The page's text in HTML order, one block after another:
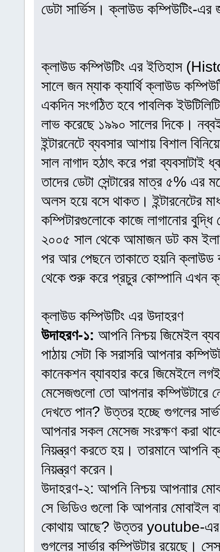
ডেটা সার্ভিস। ক্লাউড কম্পিউটিং-এর
ক্লাউড কম্পিউটিং এর ইতিহাস
সালে জন ম্যাক ক্যার্থি ক্লাউড
একদিন সংগঠিত হবে পাবলিক
লাভ করেছে ১৯৯০ সালের দিকে।
ইন্টারনেটে ব্যবসার আশায় বিশাল
সাল নাগাদ হঠাৎ করে পরা
তাদের ডেটা সেন্টারের মাত্র ৫% এর
অলস হয়ে বসে থাকত। ইন্টারনেটের
কম্পিটারগুলোকে কাজে লাগানোর
২০০৫ সাল থেকে আমাজন ডট কম
পর আর পেছনে তাকাতে হয়নি
থেকে শুরু করে প্রচুর কোম্পানি এখন
ক্লাউড কম্পিউটিং এর উদাহরণ
উদাহরণ-১: আপনি নিশ্চয় জিমেইল
পাঠায় সেটা কি সরাসরি আপনার
কানেকশন ব্যাবহার করে জিমেইলে
মেসেজগুলো তো আপনার কম্পিউটারে
দেখতে পান? উত্তর হচ্ছে গুগলের
আপনার সকল মেসেজ সংরক্ষণ করা
নিয়ন্ত্রণ করতে হয়। তারমানে আপনি
নিয়ন্ত্রণ করেন।
উদাহরণ-২: আপনি নিশ্চয় আপনাার
সে ভিডিও গুলো কি আপনার মোবাইল
কোথায় আছে? উত্তর youtube-এর
গুগলের সার্ভার কম্পিউটার রয়েছে।